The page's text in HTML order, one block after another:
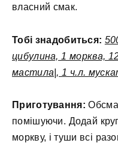
власний смак.
Тобі знадобиться:
цибулина, 1 морква,
мастила|, 1 ч.л.
Приготування:
помішуючи. Додай
моркву, і туши всі